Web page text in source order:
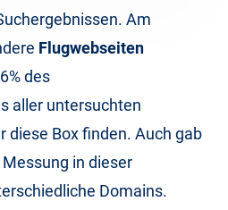
Am
Flugwebseiten
des
aller untersuchten
diese Box finden. Auch gab
in dieser
Domains.